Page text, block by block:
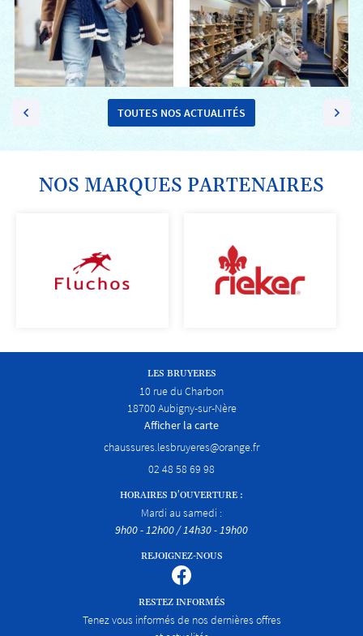
TOUTES NOS ACTUALITÉS
NOS MARQUES PARTENAIRES
LES BRUYERES
10 rue du Charbon
18700 Aubigny-sur-Nère
Afficher la carte
02 48 58 69 98
HORAIRES D'OUVERTURE :
Mardi au samedi :
9h00 - 12h00 / 14h30 - 19h00
REJOIGNEZ-NOUS
RESTEZ INFORMÉS
Tenez vous informés de nos dernières offres